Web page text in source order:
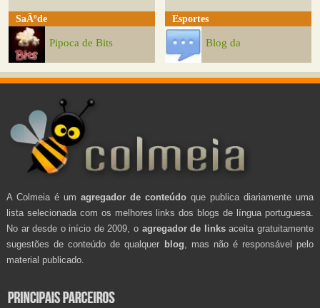
SaÃºde
Pipoca de Bits
Esportes
Blog da
A Colmeia é um agregador de conteúdo que publica diariamente uma
lista selecionada com os melhores links dos blogs de língua portuguesa.
No ar desde o início de 2009, o agregador de linksaceita gratuitamente
sugestões de conteúdo de qualquer blog , mas não é responsável pelo
material publicado.